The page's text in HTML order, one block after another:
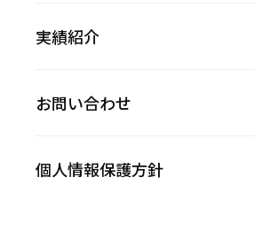
実績紹介
お問い合わせ
個人情報保護方針